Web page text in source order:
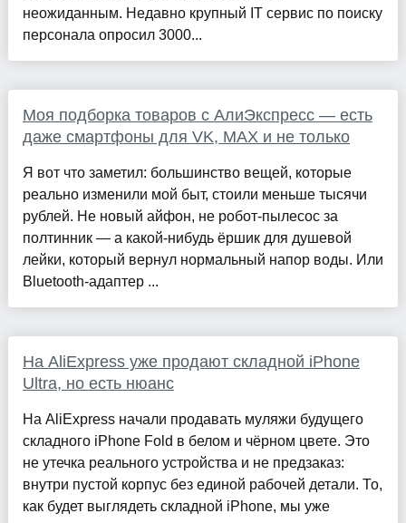
неожиданным. Недавно крупный IT сервис по поиску
персонала опросил 3000...
Моя подборка товаров с АлиЭкспресс — есть
даже смартфоны для VK, MAX и не только
Я вот что заметил: большинство вещей, которые
реально изменили мой быт, стоили меньше тысячи
рублей. Не новый айфон, не робот-пылесос за
полтинник — а какой-нибудь ёршик для душевой
лейки, который вернул нормальный напор воды. Или
Bluetooth-адаптер ...
На AliExpress уже продают складной iPhone
Ultra, но есть нюанс
На AliExpress начали продавать муляжи будущего
складного iPhone Fold в белом и чёрном цвете. Это
не утечка реального устройства и не предзаказ:
внутри пустой корпус без единой рабочей детали. То,
как будет выглядеть складной iPhone, мы уже